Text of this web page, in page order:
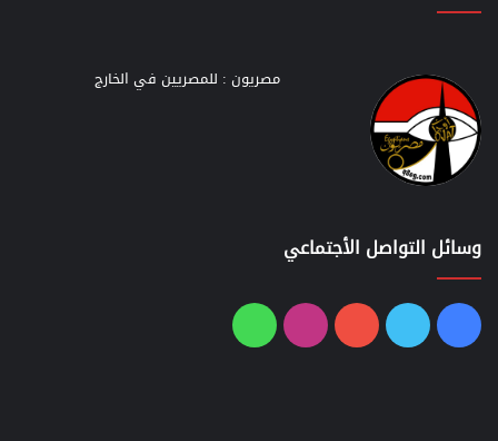
مصريون : للمصريين في الخارج
وسائل التواصل الأجتماعي
فيسبوك
تويتر يوتيوبانستقرامواتساب